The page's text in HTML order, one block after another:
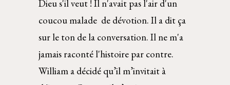
Dieu s'il veut ! Il n'avait pas l'air d'un
coucou malade  de dévotion. Il a dit ça
sur le ton de la conversation. Il ne m'a
jamais raconté l'histoire par contre.
William a décidé qu’il m’invitait à